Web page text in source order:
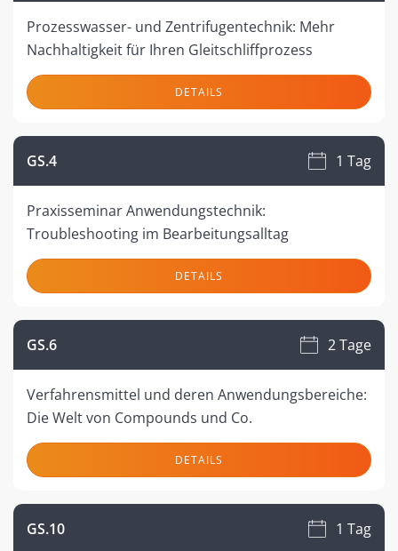
Prozesswasser- und Zentrifugentechnik: Mehr
Nachhaltigkeit für Ihren Gleitschliffprozess
DETAILS
GS.4 1 Tag
Praxisseminar Anwendungstechnik:
Troubleshooting im Bearbeitungsalltag
DETAILS
GS.6 2 Tage
Verfahrensmittel und deren Anwendungsbereiche:
Die Welt von Compounds und Co.
DETAILS
GS.10 1 Tag